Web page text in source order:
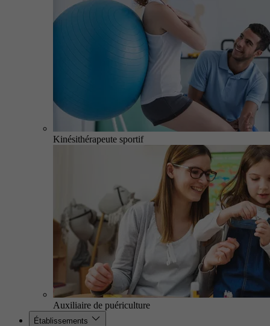
Kinésithérapeute sportif
Auxiliaire de puériculture
Établissements